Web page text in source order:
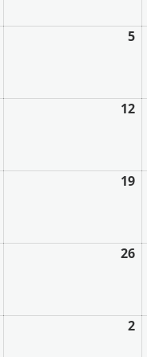
5
12
19
26
2